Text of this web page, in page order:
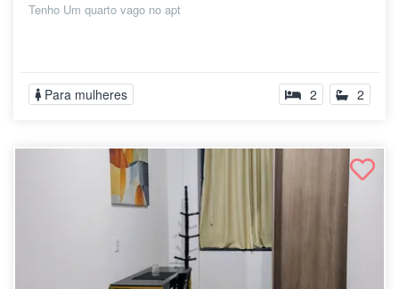
Tenho Um quarto vago no apt
Para mulheres 2 2